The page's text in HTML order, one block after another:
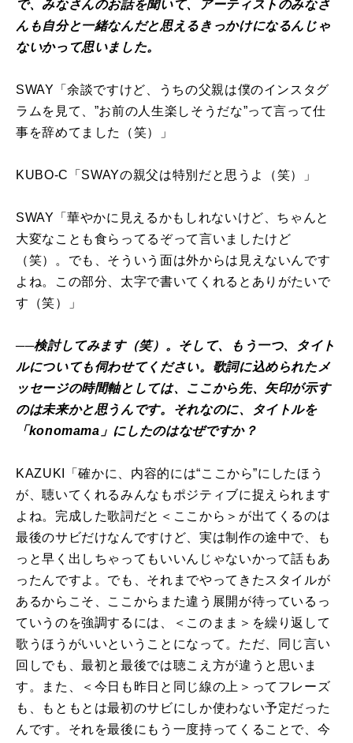
で、みなさんのお話を聞いて、アーティストのみなさ
んも自分と一緒なんだと思えるきっかけになるんじゃ
ないかって思いました。
SWAY「余談ですけど、うちの父親は僕のインスタグ
ラムを見て、”お前の人生楽しそうだな”って言って仕
事を辞めてました（笑）」
KUBO-C「SWAYの親父は特別だと思うよ（笑）」
SWAY「華やかに見えるかもしれないけど、ちゃんと
大変なことも食らってるぞって言いましたけど
（笑）。でも、そういう面は外からは見えないんです
よね。この部分、太字で書いてくれるとありがたいで
す（笑）」
──検討してみます（笑）。そして、もう一つ、タイト
ルについても伺わせてください。歌詞に込められたメ
ッセージの時間軸としては、ここから先、矢印が示す
のは未来かと思うんです。それなのに、タイトルを
「konomama」にしたのはなぜですか？
KAZUKI「確かに、内容的には“ここから”にしたほう
が、聴いてくれるみんなもポジティブに捉えられます
よね。完成した歌詞だと＜ここから＞が出てくるのは
最後のサビだけなんですけど、実は制作の途中で、も
っと早く出しちゃってもいいんじゃないかって話もあ
ったんですよ。でも、それまでやってきたスタイルが
あるからこそ、ここからまた違う展開が待っているっ
ていうのを強調するには、＜このまま＞を繰り返して
歌うほうがいいということになって。ただ、同じ言い
回しでも、最初と最後では聴こえ方が違うと思いま
す。また、＜今日も昨日と同じ線の上＞ってフレーズ
も、もともとは最初のサビにしか使わない予定だった
んです。それを最後にもう一度持ってくることで、今